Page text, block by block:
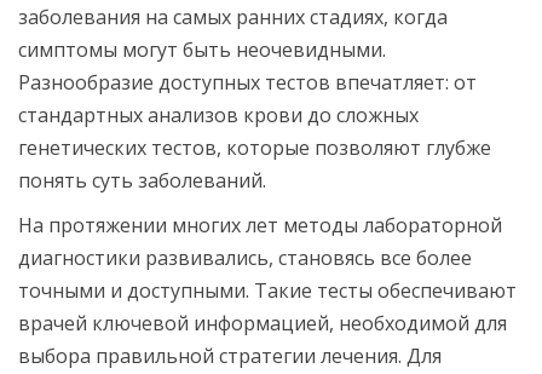
заболевания на самых ранних стадиях, когда
симптомы могут быть неочевидными.
Разнообразие доступных тестов впечатляет: от
стандартных анализов крови до сложных
генетических тестов, которые позволяют глубже
понять суть заболеваний.
На протяжении многих лет методы лабораторной
диагностики развивались, становясь все более
точными и доступными. Такие тесты обеспечивают
врачей ключевой информацией, необходимой для
выбора правильной стратегии лечения. Для